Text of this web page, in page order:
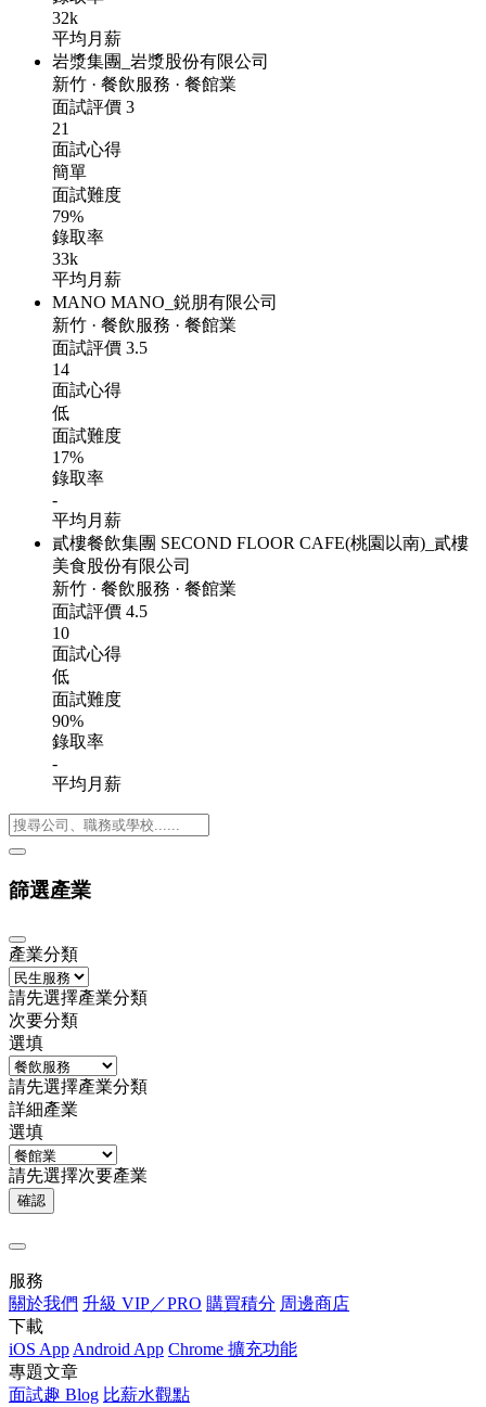
32k
平均月薪
岩漿集團_岩漿股份有限公司
新竹 · 餐飲服務 · 餐館業
面試評價 3
21
面試心得
簡單
面試難度
79%
錄取率
33k
平均月薪
MANO MANO_鋭朋有限公司
新竹 · 餐飲服務 · 餐館業
面試評價 3.5
14
面試心得
低
面試難度
17%
錄取率
-
平均月薪
貳樓餐飲集團 SECOND FLOOR CAFE(桃園以南)_貳樓
美食股份有限公司
新竹 · 餐飲服務 · 餐館業
面試評價 4.5
10
面試心得
低
面試難度
90%
錄取率
-
平均月薪
篩選產業
產業分類
請先選擇產業分類
次要分類
選填
請先選擇產業分類
詳細產業
選填
請先選擇次要產業
確認
服務
關於我們 升級 VIP／PRO 購買積分 周邊商店
下載
iOS App Android App Chrome 擴充功能
專題文章
面試趣 Blog 比薪水觀點